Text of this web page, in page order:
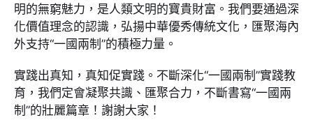
明的無窮魅力，是人類文明的寶貴財富。我們要通過深
化價值理念的認識，弘揚中華優秀傳統文化，匯聚海內
外支持“一國兩制”的積極力量。
實踐出真知，真知促實踐。不斷深化“一國兩制”實踐教
育，我們定會凝聚共識、匯聚合力，不斷書寫“一國兩
制”的壯麗篇章！謝謝大家！